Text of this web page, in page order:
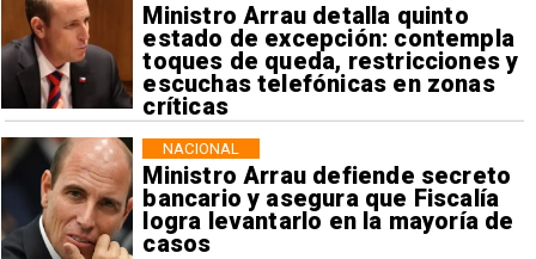
Ministro Arrau detalla quinto
estado de excepción: contempla
toques de queda, restricciones y
escuchas telefónicas en zonas
críticas
Ministro Arrau defiende secreto
bancario y asegura que Fiscalía
logra levantarlo en la mayoría de
casos
NACIONAL